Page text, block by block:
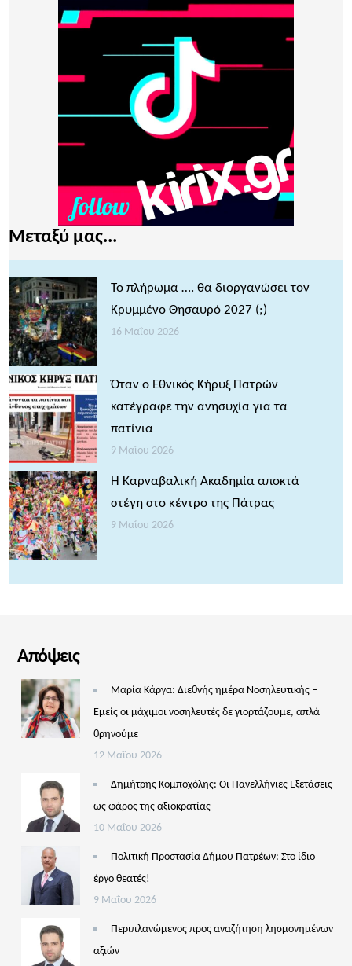
Μεταξύ μας...
Το πλήρωμα …. θα διοργανώσει τον
Κρυμμένο Θησαυρό 2027 (;)
16 Μαΐου 2026
Όταν ο Εθνικός Κήρυξ Πατρών
κατέγραφε την ανησυχία για τα
πατίνια
9 Μαΐου 2026
Η Καρναβαλική Ακαδημία αποκτά
στέγη στο κέντρο της Πάτρας
9 Μαΐου 2026
Απόψεις
Μαρία Κάργα: Διεθνής ημέρα Νοσηλευτικής –
Εμείς οι μάχιμοι νοσηλευτές δε γιορτάζουμε, απλά
θρηνούμε
12 Μαΐου 2026
Δημήτρης Κομποχόλης: Οι Πανελλήνιες Εξετάσεις
ως φάρος της αξιοκρατίας
10 Μαΐου 2026
Πολιτική Προστασία Δήμου Πατρέων: Στο ίδιο
έργο θεατές!
9 Μαΐου 2026
Περιπλανώμενος προς αναζήτηση λησμονημένων
αξιών